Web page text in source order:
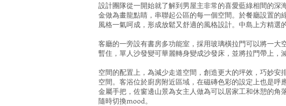
設計團隊從一開始就了解到男屋主非常的喜愛藍綠相間的
金做為畫龍點睛，串聯起公區的每一個空間。於餐廳設置
風格一氣呵成，形成放鬆又舒適的風格設計。中島上方精選
客廳的一旁設有書房多功能室，採用玻璃橫拉門可以將一
暫住，單人沙發變可華麗轉身變成沙發床，並將拉門帶上，
空間的配置上，為減少走道空間，創造更大的坪效，巧妙
空間。客浴位於廚房附近區域，在磁磚色彩的設定上也是
金屬手把，佐窗邊山景為女主人做為可以居家工和休憩的
隨時切換mood。